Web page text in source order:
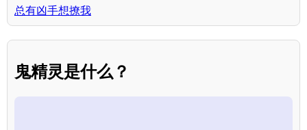
总有凶手想撩我
鬼精灵是什么？